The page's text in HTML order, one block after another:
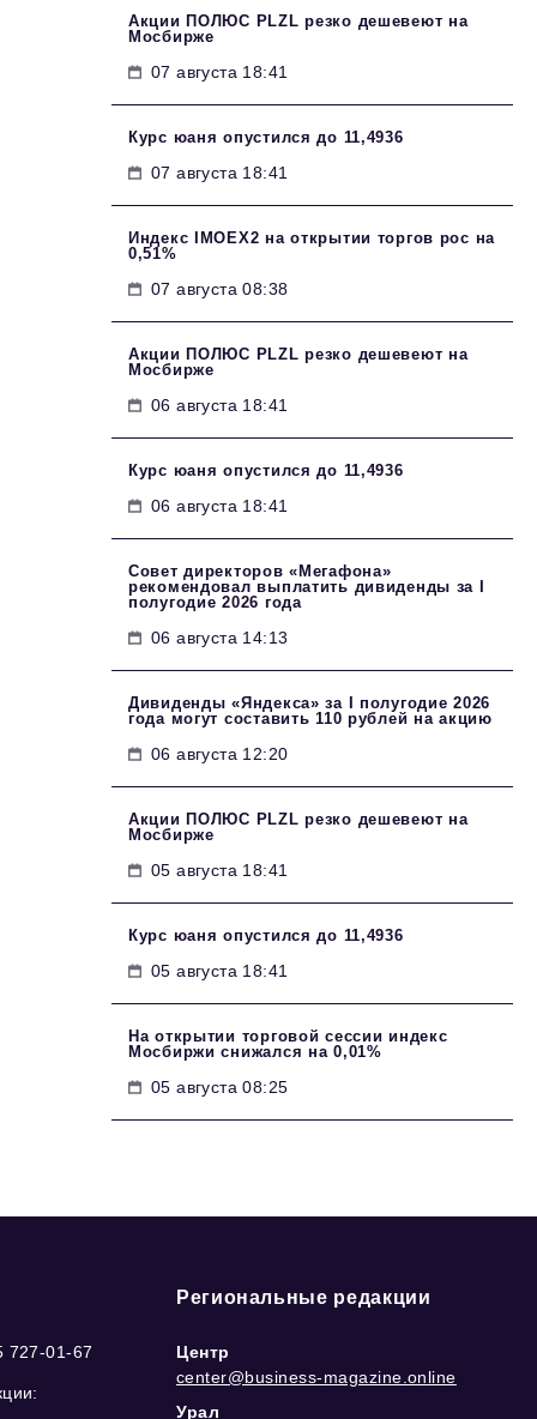
Акции ПОЛЮС PLZL резко дешевеют на
Мосбирже
07 августа 18:41
Курс юаня опустился до 11,4936
07 августа 18:41
Индекс IMOEX2 на открытии торгов рос на
0,51%
07 августа 08:38
Акции ПОЛЮС PLZL резко дешевеют на
Мосбирже
06 августа 18:41
Курс юаня опустился до 11,4936
06 августа 18:41
Совет директоров «Мегафона»
рекомендовал выплатить дивиденды за I
полугодие 2026 года
06 августа 14:13
Дивиденды «Яндекса» за I полугодие 2026
года могут составить 110 рублей на акцию
06 августа 12:20
Акции ПОЛЮС PLZL резко дешевеют на
Мосбирже
05 августа 18:41
Курс юаня опустился до 11,4936
05 августа 18:41
На открытии торговой сессии индекс
Мосбиржи снижался на 0,01%
05 августа 08:25
727-01-67
Региональные редакции
Центр
center@business-magazine.online
Урал